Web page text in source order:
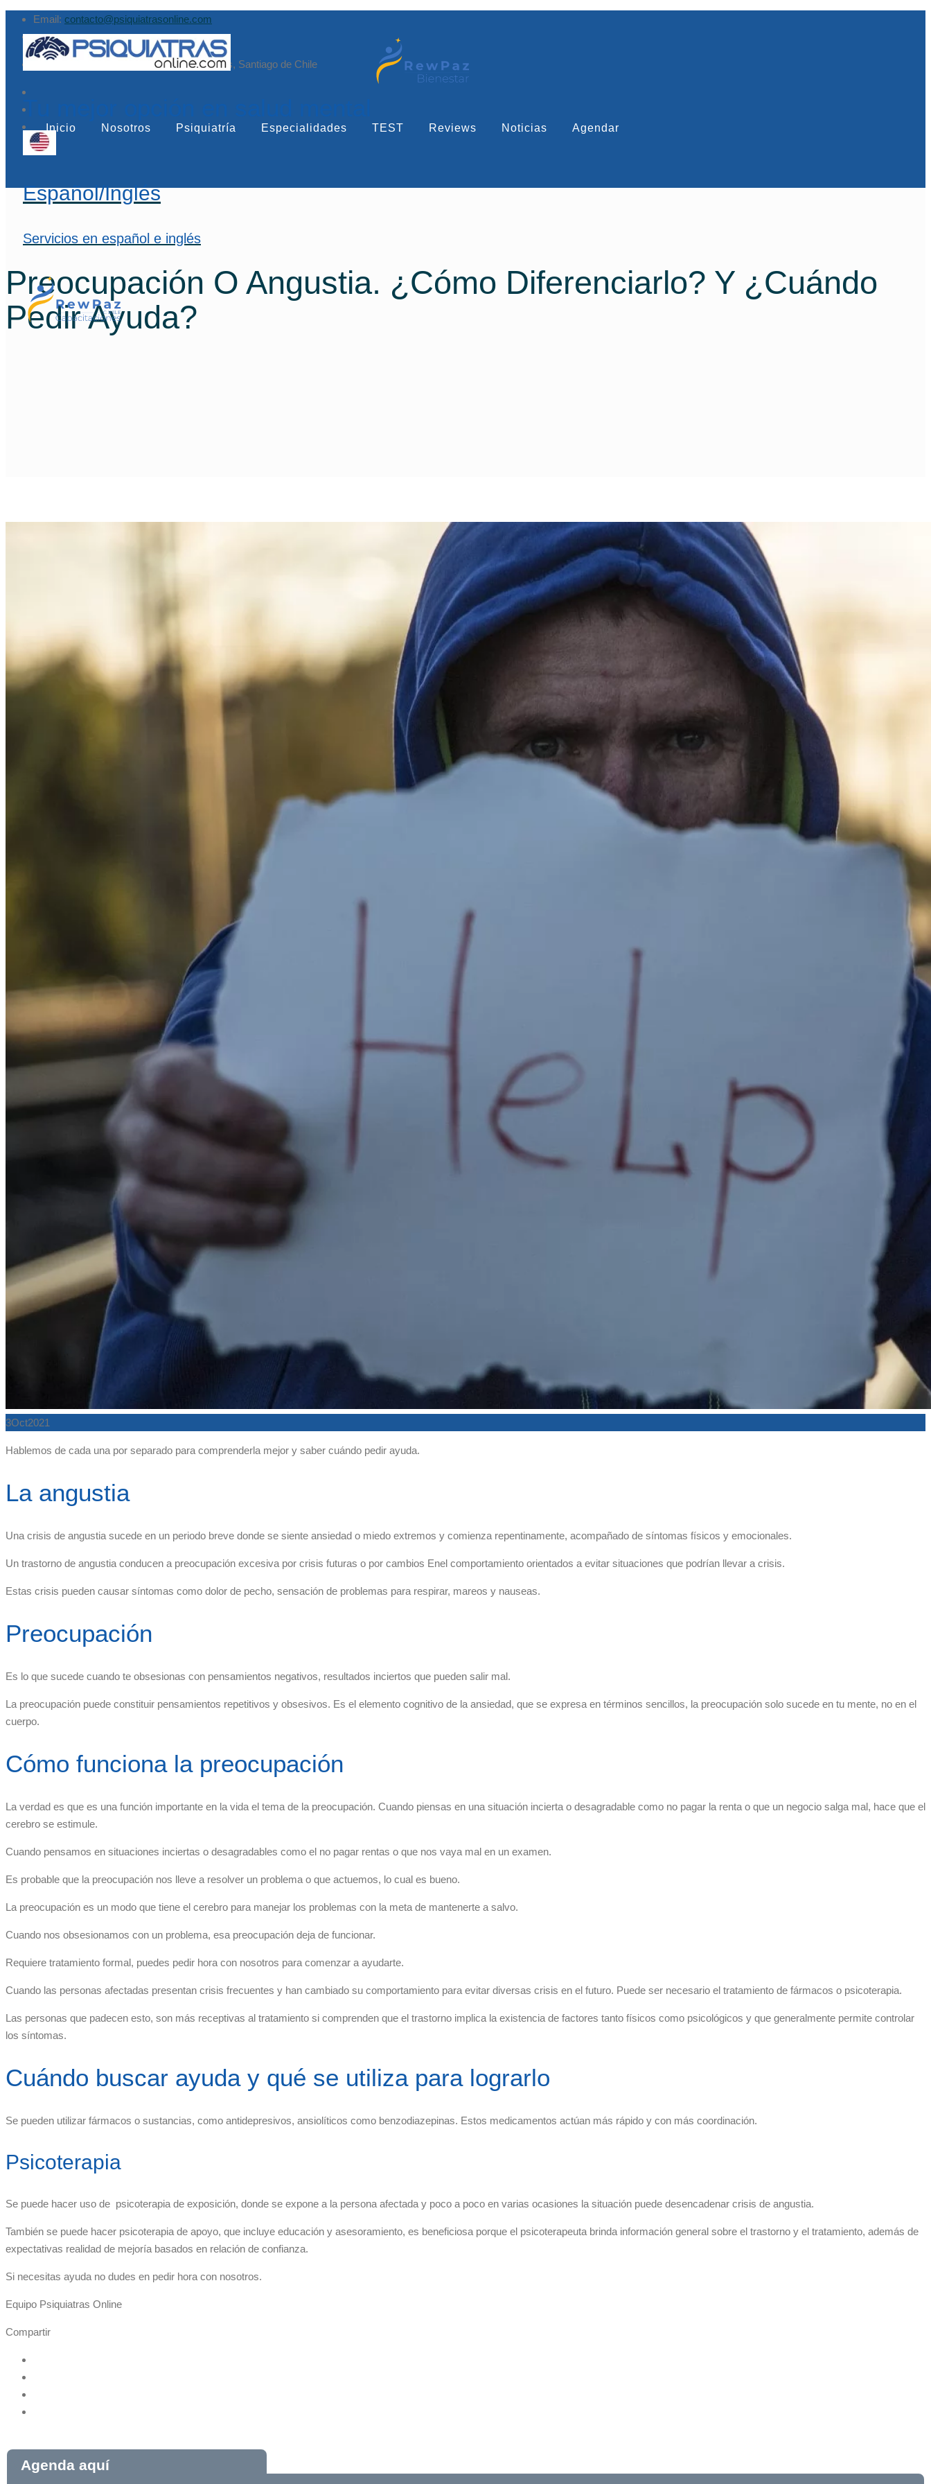
Email: contacto@psiquiatrasonline.com
Augusto Leguía Sur 79, of. 407, Las Condes, Santiago de Chile
Tu mejor opción en salud mental
Español/Inglés
Servicios en español e inglés
Inicio Nosotros Psiquiatría Especialidades TEST Reviews Noticias Agendar
Preocupación O Angustia. ¿Cómo Diferenciarlo? Y ¿Cuándo
Pedir Ayuda?
3Oct2021
Hablemos de cada una por separado para comprenderla mejor y saber cuándo pedir ayuda.
La angustia
Una crisis de angustia sucede en un periodo breve donde se siente ansiedad o miedo extremos y comienza repentinamente, acompañado de síntomas físicos y emocionales.
Un trastorno de angustia conducen a preocupación excesiva por crisis futuras o por cambios Enel comportamiento orientados a evitar situaciones que podrían llevar a crisis.
Estas crisis pueden causar síntomas como dolor de pecho, sensación de problemas para respirar, mareos y nauseas.
Preocupación
Es lo que sucede cuando te obsesionas con pensamientos negativos, resultados inciertos que pueden salir mal.
La preocupación puede constituir pensamientos repetitivos y obsesivos. Es el elemento cognitivo de la ansiedad, que se expresa en términos sencillos, la preocupación solo sucede en tu mente, no en el
cuerpo.
Cómo funciona la preocupación
La verdad es que es una función importante en la vida el tema de la preocupación. Cuando piensas en una situación incierta o desagradable como no pagar la renta o que un negocio salga mal, hace que el
cerebro se estimule.
Cuando pensamos en situaciones inciertas o desagradables como el no pagar rentas o que nos vaya mal en un examen.
Es probable que la preocupación nos lleve a resolver un problema o que actuemos, lo cual es bueno.
La preocupación es un modo que tiene el cerebro para manejar los problemas con la meta de mantenerte a salvo.
Cuando nos obsesionamos con un problema, esa preocupación deja de funcionar.
Requiere tratamiento formal, puedes pedir hora con nosotros para comenzar a ayudarte.
Cuando las personas afectadas presentan crisis frecuentes y han cambiado su comportamiento para evitar diversas crisis en el futuro. Puede ser necesario el tratamiento de fármacos o psicoterapia.
Las personas que padecen esto, son más receptivas al tratamiento si comprenden que el trastorno implica la existencia de factores tanto físicos como psicológicos y que generalmente permite controlar
los síntomas.
Cuándo buscar ayuda y qué se utiliza para lograrlo
Se pueden utilizar fármacos o sustancias, como antidepresivos, ansiolíticos como benzodiazepinas. Estos medicamentos actúan más rápido y con más coordinación.
Psicoterapia
Se puede hacer uso de psicoterapia de exposición, donde se expone a la persona afectada y poco a poco en varias ocasiones la situación puede desencadenar crisis de angustia.
También se puede hacer psicoterapia de apoyo, que incluye educación y asesoramiento, es beneficiosa porque el psicoterapeuta brinda información general sobre el trastorno y el tratamiento, además de
expectativas realidad de mejoría basados en relación de confianza.
Si necesitas ayuda no dudes en pedir hora con nosotros.
Equipo Psiquiatras Online
Compartir
Agenda aquí